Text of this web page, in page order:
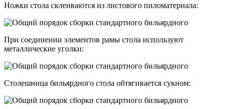
Ножки стола склеиваются из листового пиломатериала:
При соединении элементов рамы стола используют
металлические уголки:
Столешница бильярдного стола обтягивается сукном: